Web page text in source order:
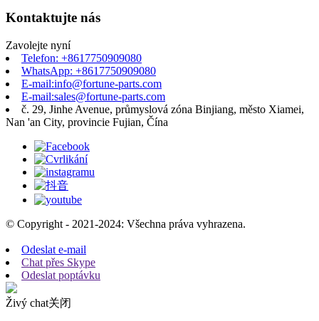
Kontaktujte nás
Zavolejte nyní
Telefon: +8617750909080
WhatsApp: +8617750909080
E-mail:info@fortune-parts.com
E-mail:sales@fortune-parts.com
č. 29, Jinhe Avenue, průmyslová zóna Binjiang, město Xiamei,
Nan 'an City, provincie Fujian, Čína
© Copyright - 2021-2024: Všechna práva vyhrazena.
Odeslat e-mail
Chat přes Skype
Odeslat poptávku
Živý chat关闭